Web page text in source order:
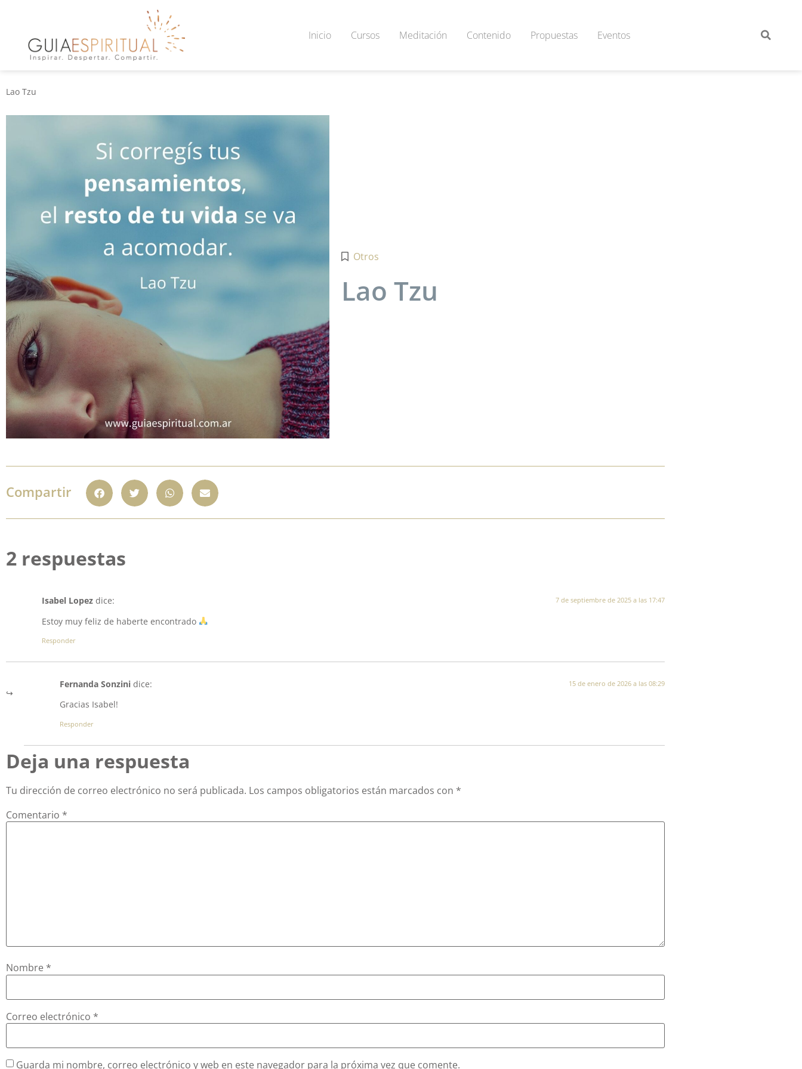
Inicio Cursos Meditación Contenido Propuestas Eventos
Lao Tzu
Otros
Lao Tzu
Compartir
2 respuestas
Isabel Lopez dice: 7 de septiembre de 2025 a las 17:47
Estoy muy feliz de haberte encontrado
Responder
Fernanda Sonzini dice: 15 de enero de 2026 a las 08:29
Gracias Isabel!
Responder
Deja una respuesta
Tu dirección de correo electrónico no será publicada. Los campos obligatorios están marcados con *
Comentario *
Nombre *
Correo electrónico *
Guarda mi nombre, correo electrónico y web en este navegador para la próxima vez que comente.